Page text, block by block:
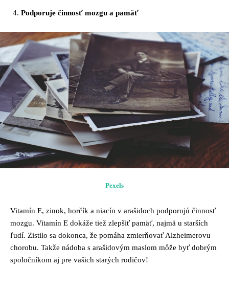
Podporuje činnosť mozgu a pamäť
Pexels
Vitamín E, zinok, horčík a niacín v arašidoch podporujú činnosť
mozgu. Vitamín E dokáže tiež zlepšiť pamäť, najmä u starších
ľudí. Zistilo sa dokonca, že pomáha zmierňovať Alzheimerovu
chorobu. Takže nádoba s arašidovým maslom môže byť dobrým
spoločníkom aj pre vašich starých rodičov!